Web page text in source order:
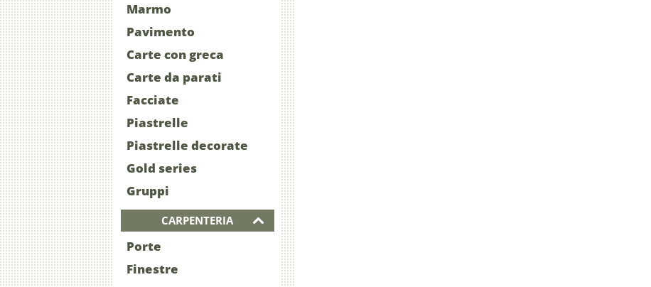
Marmo
Pavimento
Carte con greca
Carte da parati
Facciate
Piastrelle
Piastrelle decorate
Gold series
Gruppi
CARPENTERIA
Porte
Finestre